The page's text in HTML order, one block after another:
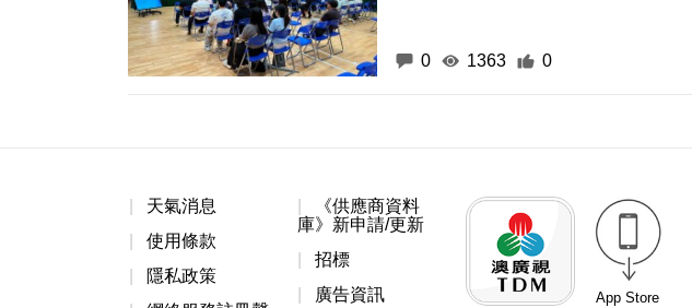
0 1363 0
天氣消息
使用條款
隱私政策
《供應商資料
庫》新申請/更新
招標
廣告資訊
App Store